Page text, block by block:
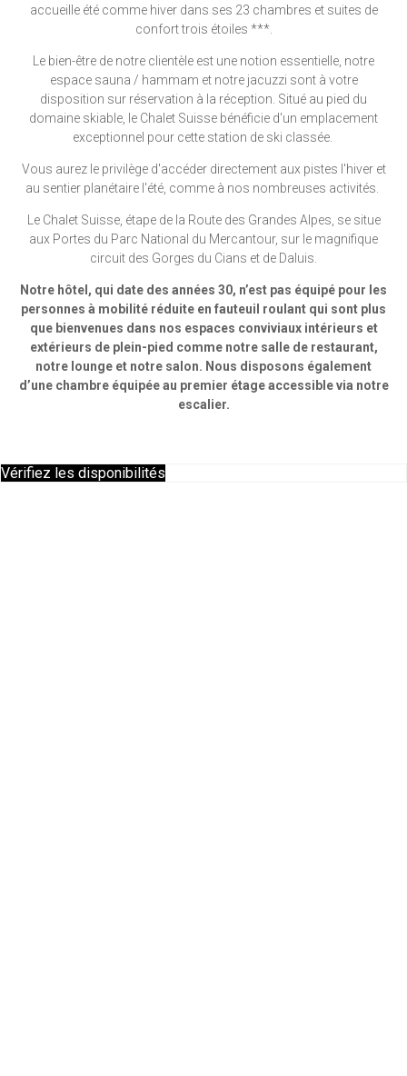
accueille été comme hiver dans ses 23 chambres et suites de
confort trois étoiles ***.
Le bien-être de notre clientèle est une notion essentielle, notre
espace sauna / hammam et notre jacuzzi sont à votre
disposition sur réservation à la réception. Situé au pied du
domaine skiable, le Chalet Suisse bénéficie d'un emplacement
exceptionnel pour cette station de ski classée.
Vous aurez le privilège d'accéder directement aux pistes l'hiver et
au sentier planétaire l'été, comme à nos nombreuses activités.
Le Chalet Suisse, étape de la Route des Grandes Alpes, se situe
aux Portes du Parc National du Mercantour, sur le magnifique
circuit des Gorges du Cians et de Daluis.
Notre hôtel, qui date des années 30, n’est pas équipé pour les
personnes à mobilité réduite en fauteuil roulant qui sont plus
que bienvenues dans nos espaces conviviaux intérieurs et
extérieurs de plein-pied comme notre salle de restaurant,
notre lounge et notre salon. Nous disposons également
d’une chambre équipée au premier étage accessible via notre
escalier.
Vérifiez les disponibilités